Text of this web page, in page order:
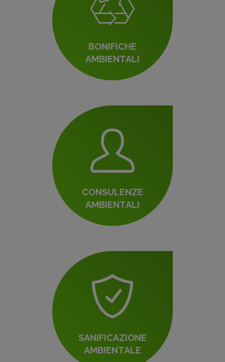
BONIFICHE
AMBIENTALI
CONSULENZE
AMBIENTALI
SANIFICAZIONE
AMBIENTALE